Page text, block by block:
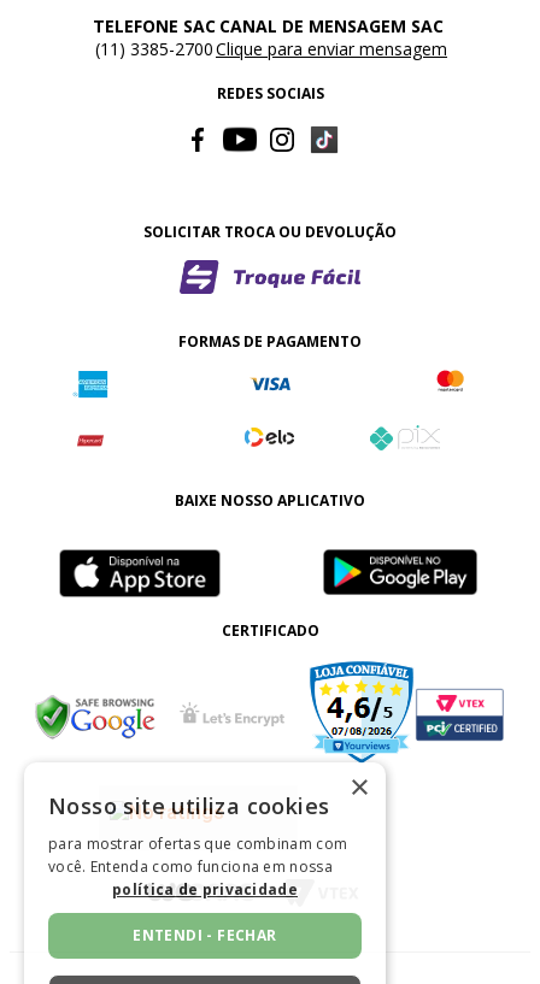
TELEFONE SAC
(11) 3385-2700
CANAL DE MENSAGEM SAC
Clique para enviar mensagem
REDES SOCIAIS
SOLICITAR TROCA OU DEVOLUÇÃO
FORMAS DE PAGAMENTO
BAIXE NOSSO APLICATIVO
CERTIFICADO
×
Nosso site utiliza cookies
para mostrar ofertas que combinam com
você. Entenda como funciona em nossa
política de privacidade
ENTENDI - FECHAR